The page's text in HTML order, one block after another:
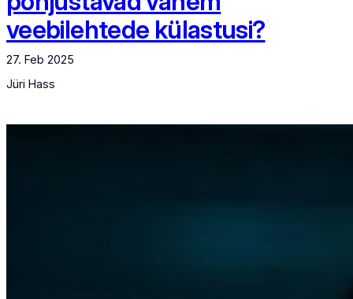
veebilehtede külastusi?
27. Feb 2025
Jüri Hass